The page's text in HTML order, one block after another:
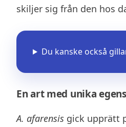
skiljer sig från den hos
Du kanske också
En art med unika
A. afarensis gick upprätt